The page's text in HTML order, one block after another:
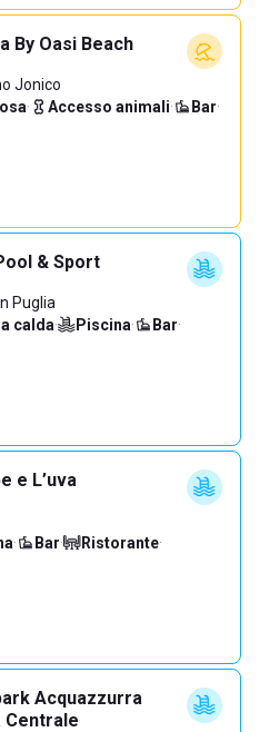
By Oasi Beach
Jonico
· Accesso animali· Bar·
& Sport
Puglia
calda· Piscina· Bar·
e L’uva
· Bar· Ristorante·
Acquazzurra
Centrale